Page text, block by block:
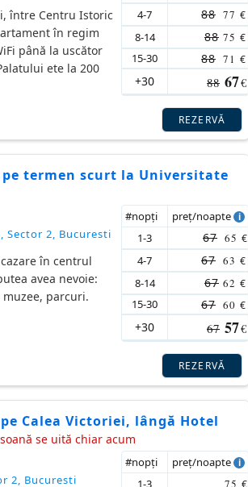
între Centru Istoric
în regim
până la uscător
ete la 200
4-7 88 77 €
8-14 88 75 €
15-30 88 71 €
+30 88 67€
REZERVĂ
termen scurt la Universitate
Sector 2, Bucuresti
în centrul
avea nevoie:
parcuri.
#nopţi
preţ/noapte
1-3
67 65 €
4-7 67 63 €
8-14 67 62 €
15-30 67 60 €
+30 67 57€
REZERVĂ
Calea Victoriei, lângă Hotel
se uită chiar acum
2, Bucuresti
#nopţi
preţ/noapte
1-3
75 €